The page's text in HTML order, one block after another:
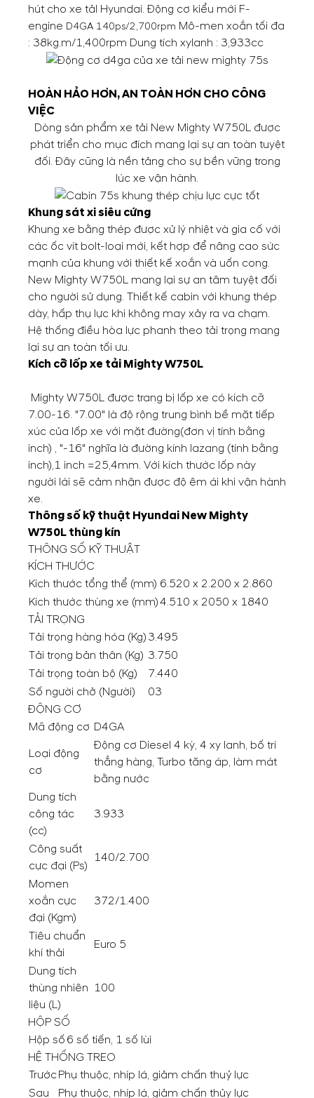
hút cho xe tảI Hyundai. Động cơ kiểu mới F-
engine D4GA 140ps/2,700rpm Mô-men xoắn tối đa
: 38kg.m/1,400rpm Dung tích xylanh : 3,933cc
HOÀN HẢO HƠN, AN TOÀN HƠN CHO CÔNG
VIỆC
Dòng sản phẩm xe tải New Mighty W750L được
phát triển cho mục đích mang lại sự an toàn tuyệt
đối. Đây cũng là nền tảng cho sự bền vững trong
lúc xe vận hành.
Khung sát xi siêu cứng
Khung xe bằng thép được xử lý nhiệt và gia cố với
các ốc vít bolt-loại mới, kết hợp để nâng cao sức
mạnh của khung với thiết kế xoắn và uốn cong.
New Mighty W750L mang lại sự an tâm tuyệt đối
cho người sử dụng. Thiết kế cabin với khung thép
dày, hấp thụ lực khi không may xảy ra va chạm.
Hệ thống điều hòa lực phanh theo tải trọng mang
lại sự an toàn tối ưu.
Kích cỡ lốp xe tải Mighty W750L
Mighty W750L được trang bị lốp xe có kích cỡ
7.00-16. "7.00" là độ rộng trung bình bề mặt tiếp
xúc của lốp xe với mặt đường(đơn vị tính bằng
inch) , "-16" nghĩa là đường kính lazang (tính bằng
inch),1 inch =25,4mm. Với kích thước lốp này
người lái sẽ cảm nhận được độ êm ái khi vận hành
xe.
Thông số kỹ thuật Hyundai New Mighty
W750L thùng kín
THÔNG SỐ KỸ THUẬT
KÍCH THƯỚC
Kích thước tổng thể (mm) 6.520 x 2.200 x 2.860
Kích thước thùng xe (mm)4.510 x 2050 x 1840
TẢI TRỌNG
Tải trọng hàng hóa (Kg) 3.495
Tải trọng bản thân (Kg) 3.750
Tải trọng toàn bộ (Kg)
7.440
Số người chở (Người)
03
ĐỘNG CƠ
Mã động cơ D4GA
Loại động
cơ
Động cơ Diesel 4 kỳ, 4 xy lanh, bố trí
thẳng hàng, Turbo tăng áp, làm mát
bằng nước
Dung tích
công tác
(cc)
3.933
Công suất
cực đại (Ps)
140/2.700
Momen
xoắn cực
đại (Kgm)
372/1.400
Tiêu chuẩn
khí thải
Euro 5
Dung tích
thùng nhiên
liệu (L)
100
HỘP SỐ
Hộp số 6 số tiến, 1 số lùi
HỆ THỐNG TREO
TrướcPhụ thuộc, nhíp lá, giảm chấn thuỷ lực
Sau
Phụ thuộc, nhíp lá, giảm chấn thủy lực